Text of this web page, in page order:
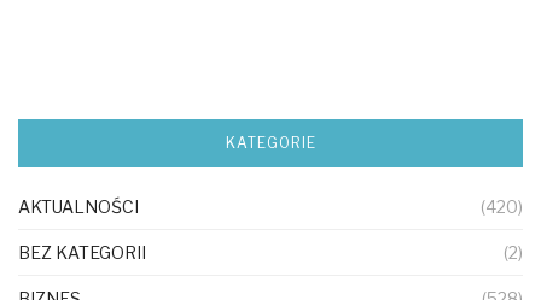
KATEGORIE
AKTUALNOŚCI (420)
BEZ KATEGORII (2)